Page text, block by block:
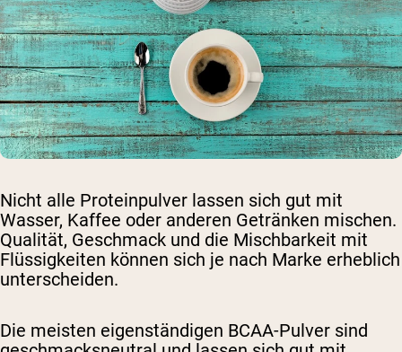
Nicht alle Proteinpulver lassen sich gut mit
Wasser, Kaffee oder anderen Getränken mischen.
Qualität, Geschmack und die Mischbarkeit mit
Flüssigkeiten können sich je nach Marke erheblich
unterscheiden.
Die meisten eigenständigen BCAA-Pulver sind